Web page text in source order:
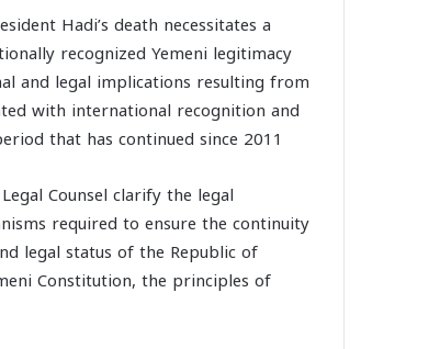
Hadi’s death necessitates a
recognized Yemeni legitimacy
and legal implications resulting from
with international recognition and
that has continued since 2011.
Counsel clarify the legal
required to ensure the continuity
legal status of the Republic of
Constitution, the principles of